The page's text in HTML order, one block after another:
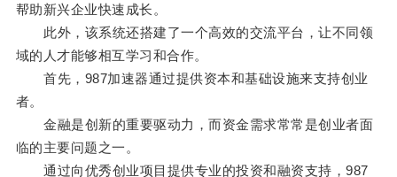
帮助新兴企业快速成长。
此外，该系统还搭建了一个高效的交流平台，让不同领
域的人才能够相互学习和合作。
首先，987加速器通过提供资本和基础设施来支持创业
者。
金融是创新的重要驱动力，而资金需求常常是创业者面
临的主要问题之一。
通过向优秀创业项目提供专业的投资和融资支持，987